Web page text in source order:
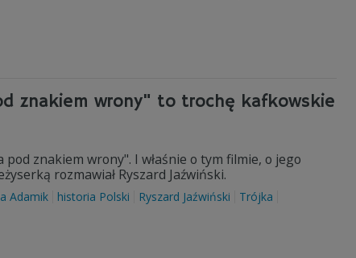
znakiem wrony" to trochę kafkowskie
znakiem wrony". I właśnie o tym filmie, o jego
rozmawiał Ryszard Jaźwiński.
Adamik historia Polski Ryszard Jaźwiński Trójka